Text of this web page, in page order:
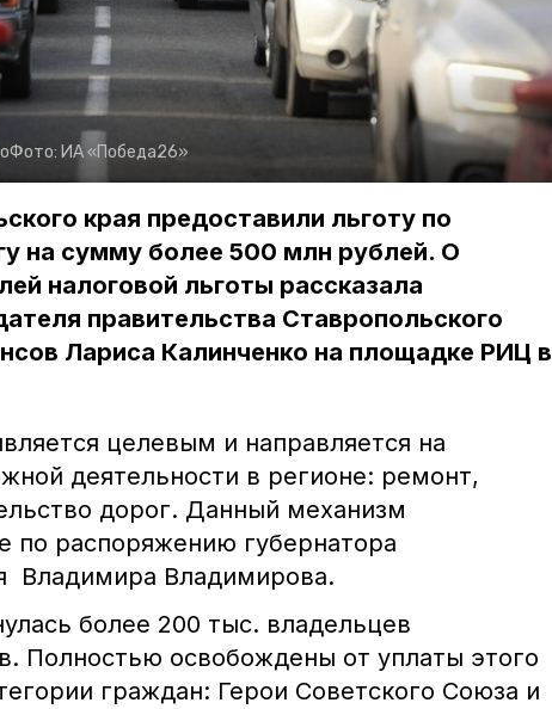
Фото: ИА «Победа26»
края предоставили льготу по
на сумму более 500 млн рублей. О
налоговой льготы рассказала
правительства Ставропольского
Лариса Калинченко на площадке РИЦ в
целевым и направляется на
деятельности в регионе: ремонт,
дорог. Данный механизм
по распоряжению губернатора
Владимира Владимирова.
более 200 тыс. владельцев
Полностью освобождены от уплаты этого
граждан: Герои Советского Союза и